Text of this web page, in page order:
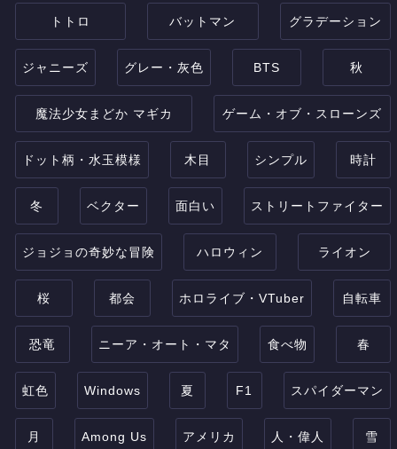
トトロ バットマン グラデーション
ジャニーズ グレー・灰色 BTS 秋
魔法少女まどか マギカ ゲーム・オブ・スローンズ
ドット柄・水玉模様 木目 シンプル 時計
冬 ベクター 面白い ストリートファイター
ジョジョの奇妙な冒険 ハロウィン ライオン
桜 都会 ホロライブ・VTuber 自転車
恐竜 ニーア・オート・マタ 食べ物 春
虹色 Windows 夏 F1 スパイダーマン
月 Among Us アメリカ 人・偉人 雪